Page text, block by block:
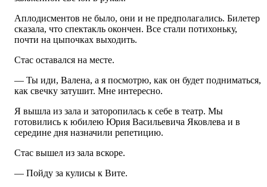
Аплодисментов не было, они и не предполагались. Билетер
сказала, что спектакль окончен. Все стали потихоньку,
почти на цыпочках выходить.
Стас оставался на месте.
— Ты иди, Валена, а я посмотрю, как он будет подниматься,
как свечку затушит. Мне интересно.
Я вышла из зала и заторопилась к себе в театр. Мы
готовились к юбилею Юрия Васильевича Яковлева и в
середине дня назначили репетицию.
Стас вышел из зала вскоре.
— Пойду за кулисы к Вите.